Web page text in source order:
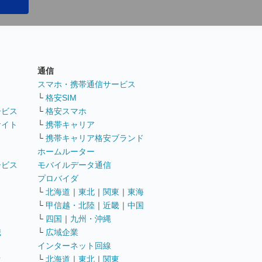
ス
ト
ス
通信
スマホ・携帯通信サービス
└ 格安SIM
└ 格安スマホ
└ 携帯キャリア
└ 携帯キャリア格安ブランド
ホームルーター
モバイルデータ通信
プロバイダ
└ 北海道 ｜ 東北 ｜ 関東 ｜ 東海
└ 甲信越・北陸 ｜ 近畿 ｜ 中国
└ 四国 ｜ 九州・沖縄
└ 広域企業
インターネット回線
└ 北海道 ｜ 東北 ｜ 関東